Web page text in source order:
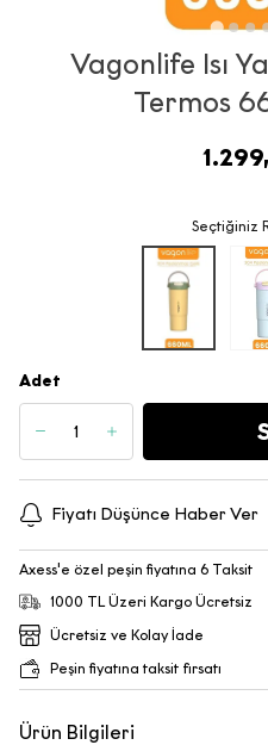
Vagonlife Isı
Termos
Seçtiğiniz
Adet
Fiyatı Düşünce Haber Ver
Axess'e özel peşin fiyatına 6 Taksit
1000 TL Üzeri Kargo Ücretsiz
Ücretsiz ve Kolay İade
Peşin fiyatına taksit fırsatı
Ürün Bilgileri